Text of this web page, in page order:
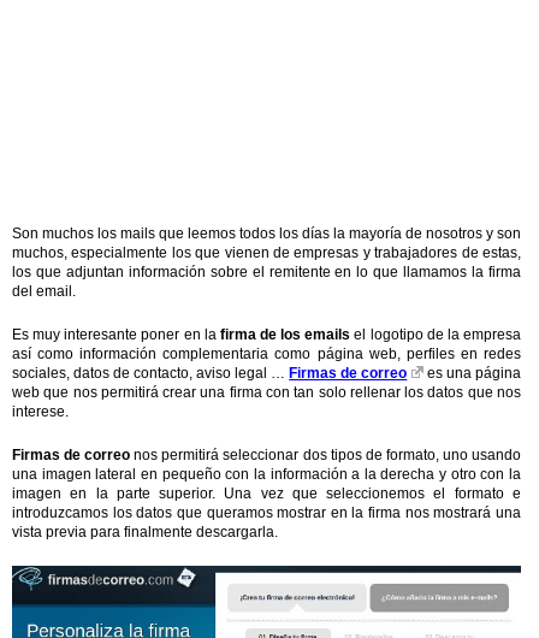
Son muchos los mails que leemos todos los días la mayoría de nosotros y son
muchos, especialmente los que vienen de empresas y trabajadores de estas,
los que adjuntan información sobre el remitente en lo que llamamos la firma
del email.
Es muy interesante poner en la firma de los emails el logotipo de la empresa
así como información complementaria como página web, perfiles en redes
sociales, datos de contacto, aviso legal … Firmas de correo
es una página
web que nos permitirá crear una firma con tan solo rellenar los datos que nos
interese.
Firmas de correo nos permitirá seleccionar dos tipos de formato, uno usando
una imagen lateral en pequeño con la información a la derecha y otro con la
imagen en la parte superior. Una vez que seleccionemos el formato e
introduzcamos los datos que queramos mostrar en la firma nos mostrará una
vista previa para finalmente descargarla.